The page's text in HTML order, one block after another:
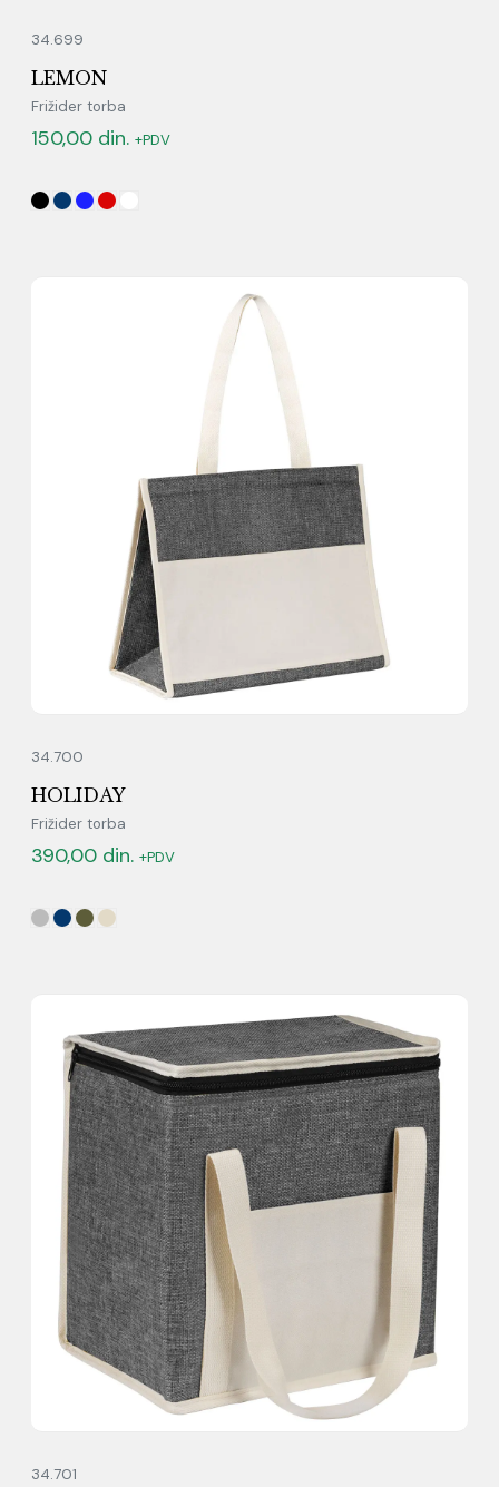
34.699
LEMON
Frižider torba
150,00 din. +PDV
34.700
HOLIDAY
Frižider torba
390,00 din. +PDV
34.701